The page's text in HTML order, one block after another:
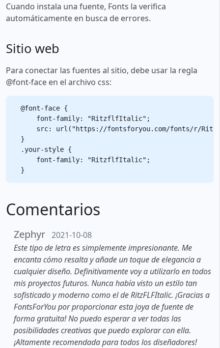
Cuando instala una fuente, Fonts la verifica
automáticamente en busca de errores.
Sitio web
Para conectar las fuentes al sitio, debe usar la regla
@font-face en el archivo css:
@font-face {
    font-family: "RitzflfItalic";
src: url("https://fontsforyou.com/fonts/r/
}
.your-style {
    font-family: "RitzflfItalic";
Comentarios
Zephyr 2021-10-08
Este tipo de letra es simplemente impresionante. Me
encanta cómo resalta y añade un toque de elegancia a
cualquier diseño. Definitivamente voy a utilizarlo en todos
mis proyectos futuros. Nunca había visto un estilo tan
sofisticado y moderno como el de RitzFLFItalic. ¡Gracias a
FontsForYou por proporcionar esta joya de fuente de
forma gratuita! No puedo esperar a ver todas las
posibilidades creativas que puedo explorar con ella.
¡Altamente recomendada para todos los diseñadores!